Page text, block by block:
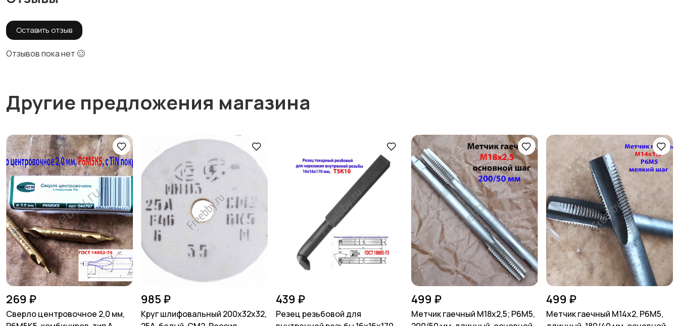
Оставить отзыв
Отзывов пока нет 🥴
Другие предложения магазина
269 ₽
Сверло центровочное 2,0 мм,
985 ₽
Круг шлифовальный 200х32х32,
439 ₽
Резец резьбовой для
499 ₽
Метчик гаечный М18х2,5; Р6М5,
499 ₽
Метчик гаечный М14х2, Р6М5,